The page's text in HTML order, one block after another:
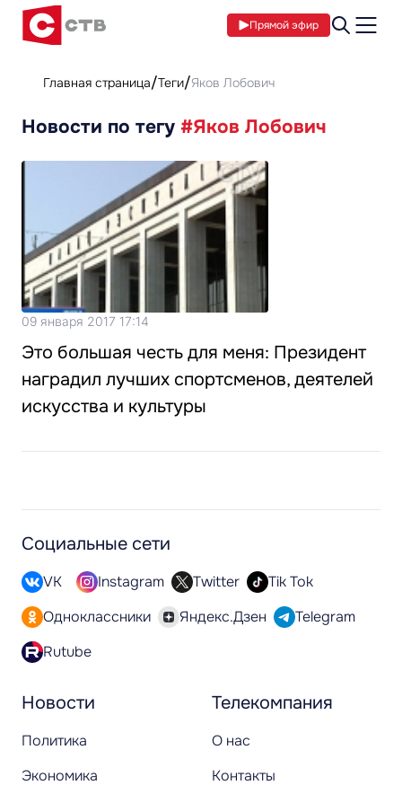
Прямой эфир
Главная страница Теги Яков Лобович
Новости по тегу #Яков Лобович
09 января 2017 17:14
Это большая честь для меня: Президент
наградил лучших спортсменов, деятелей
искусства и культуры
Новости
Политика
Экономика
Телекомпания
О нас
Контакты
Социальные сети
VK Instagram Twitter
Tik Tok
Одноклассники
Яндекс.Дзен
Telegram
Rutube